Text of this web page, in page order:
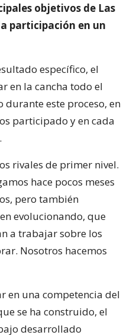
objetivos de Las
participación en un
específico, el
en la cancha todo el
este proceso, en
participado y en cada
rivales de primer nivel.
hace pocos meses
pero también
evolucionando, que
a trabajar sobre los
Nosotros hacemos
en una competencia del
se ha construido, el
desarrollado